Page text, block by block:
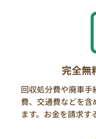
完全無
回収処分費や廃車
費、交通費などを含
ます。お金を請求す